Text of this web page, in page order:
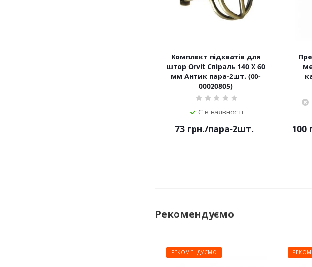
Комплект підхватів для
штор Orvit Спіраль 140 Х 60
мм Антик пара-2шт. (00-
00020805)
Є в наявності
73грн./пара-2шт. 100
Рекомендуємо
РЕКОМЕНДУЄМО